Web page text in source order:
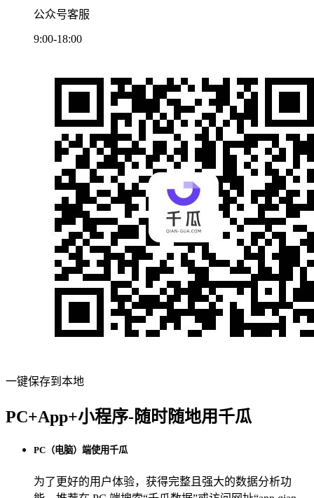
公众号客服
9:00-18:00
一键保存到本地
PC+App+小程序-随时随地用千瓜
PC（电脑）端使用千瓜
为了更好的用户体验，获得完整且强大的数据分析功